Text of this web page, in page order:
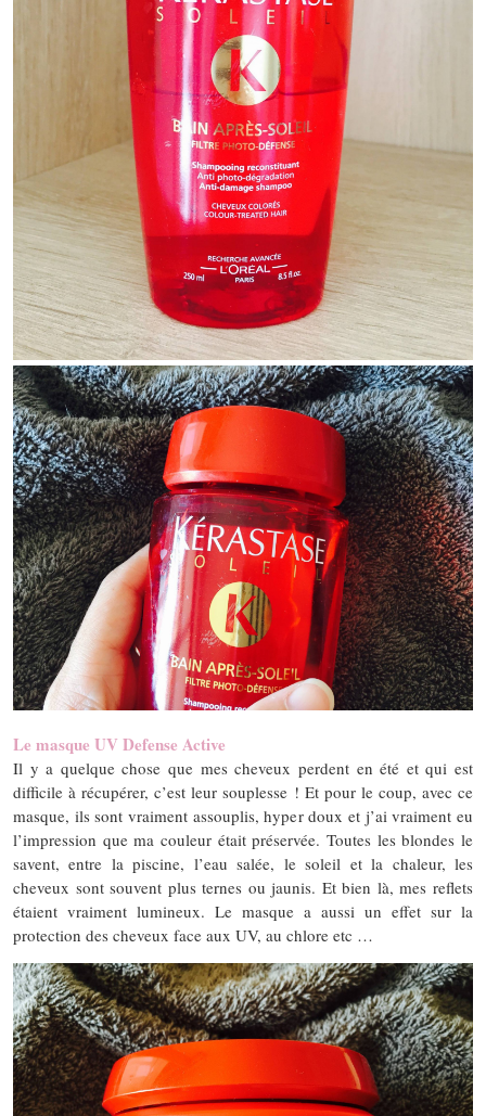
Le masque UV Defense Active
Il y a quelque chose que mes cheveux perdent en été et qui est
difficile à récupérer, c’est leur souplesse ! Et pour le coup, avec ce
masque, ils sont vraiment assouplis, hyper doux et j’ai vraiment eu
l’impression que ma couleur était préservée. Toutes les blondes le
savent, entre la piscine, l’eau salée, le soleil et la chaleur, les
cheveux sont souvent plus ternes ou jaunis. Et bien là, mes reflets
étaient vraiment lumineux. Le masque a aussi un effet sur la
protection des cheveux face aux UV, au chlore etc …